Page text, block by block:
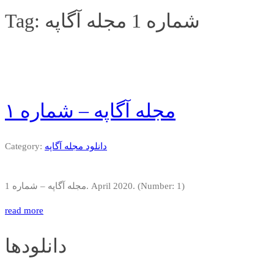
Tag: شماره 1 مجله آگاپه
مجله آگاپه – شماره ۱
Category: دانلود مجله آگاپه
مجله آگاپه – شماره 1. April 2020. (Number: 1)
read more
دانلودها